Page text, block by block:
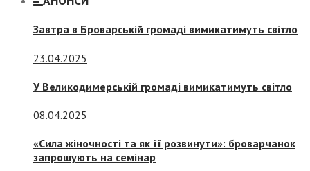
Завтра в Броварській громаді вимикатимуть світло
23.04.2025
У Великодимерській громаді вимикатимуть світло
08.04.2025
«Сила жіночності та як її розвинути»: броварчанок
запрошують на семінар